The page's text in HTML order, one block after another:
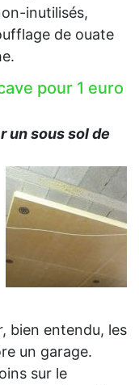
inutilisés,
de ouate
pour 1 euro
un sous sol de
bien entendu, les
un garage.
sur le